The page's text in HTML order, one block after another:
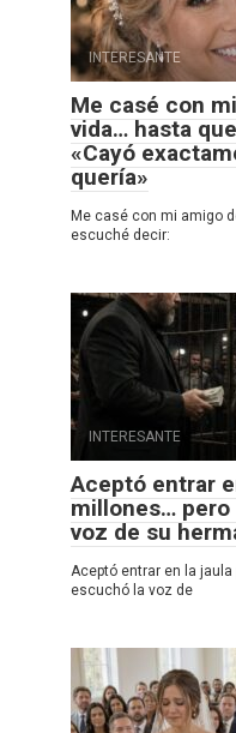
INTERESANTE
Me casé con
vida… hasta
«Cayó
quería»
Me casé con mi amigo
escuché decir:
INTERESANTE
Aceptó entrar
millones…
voz de su
Aceptó entrar en la
escuchó la voz de